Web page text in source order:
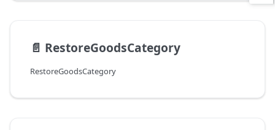
📄️ RestoreGoodsCategory
RestoreGoodsCategory